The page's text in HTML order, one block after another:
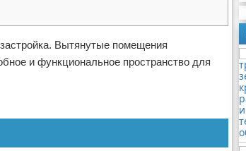
Вытянутые помещения
и функциональное пространство для